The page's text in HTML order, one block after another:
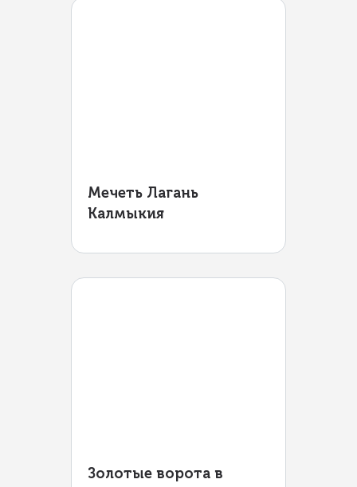
Мечеть Лагань
Калмыкия
Золотые ворота в